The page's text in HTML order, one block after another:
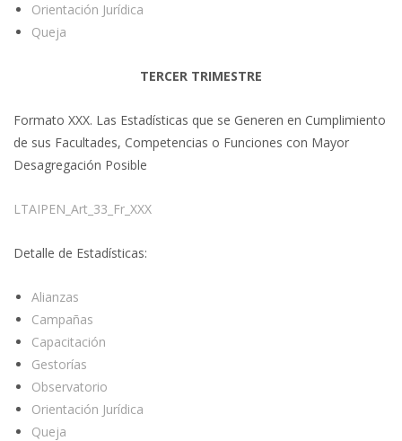
Orientación Jurídica
Queja
TERCER TRIMESTRE
Formato XXX. Las Estadísticas que se Generen en Cumplimiento
de sus Facultades, Competencias o Funciones con Mayor
Desagregación Posible
LTAIPEN_Art_33_Fr_XXX
Detalle de Estadísticas:
Alianzas
Campañas
Capacitación
Gestorías
Observatorio
Orientación Jurídica
Queja